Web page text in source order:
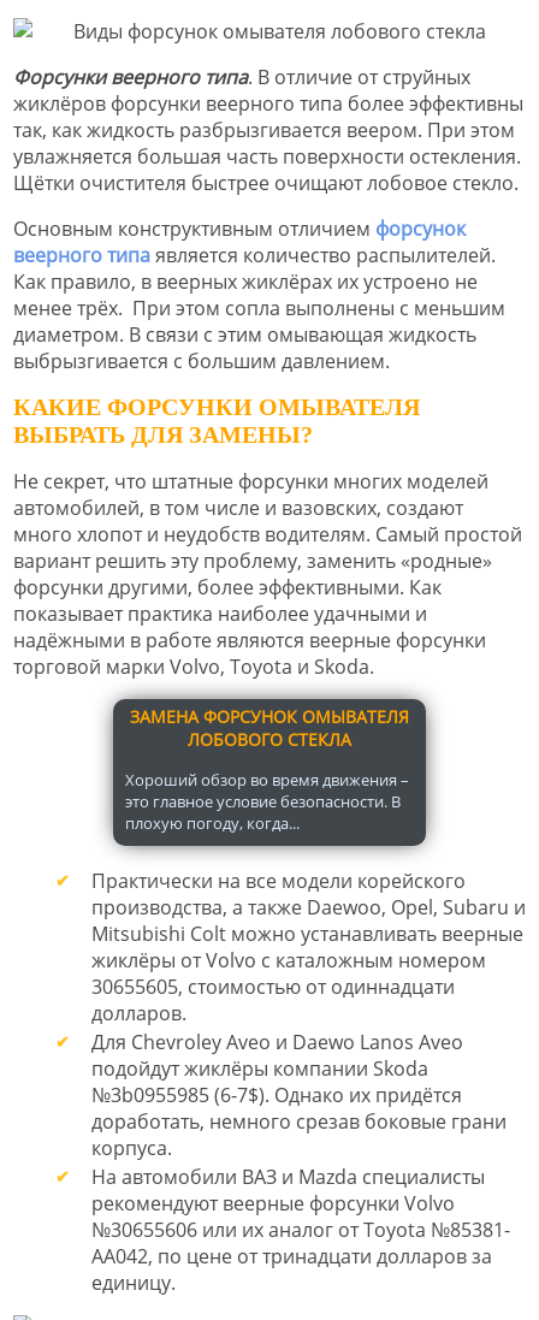
Форсунки веерного типа. В отличие от струйных
жиклёров форсунки веерного типа более эффективны
так, как жидкость разбрызгивается веером. При этом
увлажняется большая часть поверхности остекления.
Щётки очистителя быстрее очищают лобовое стекло.
Основным конструктивным отличием форсунок
веерного типаявляется количество распылителей.
Как правило, в веерных жиклёрах их устроено не
менее трёх. При этом сопла выполнены с меньшим
диаметром. В связи с этим омывающая жидкость
выбрызгивается с большим давлением.
КАКИЕ ФОРСУНКИ ОМЫВАТЕЛЯ
ВЫБРАТЬ ДЛЯ ЗАМЕНЫ?
Не секрет, что штатные форсунки многих моделей
автомобилей, в том числе и вазовских, создают
много хлопот и неудобств водителям. Самый простой
вариант решить эту проблему, заменить «родные»
форсунки другими, более эффективными. Как
показывает практика наиболее удачными и
надёжными в работе являются веерные форсунки
торговой марки Volvo, Toyota и Skoda.
ЗАМЕНА ФОРСУНОК ОМЫВАТЕЛЯ
ЛОБОВОГО СТЕКЛА
Хороший обзор во время движения –
это главное условие безопасности. В
плохую погоду, когда...
Практически на все модели корейского
производства, а также Daewoo, Opel, Subaru и
Mitsubishi Colt можно устанавливать веерные
жиклёры от Volvo с каталожным номером
30655605, стоимостью от одиннадцати
долларов.
Для Chevroley Aveo и Daewo Lanos Aveo
подойдут жиклёры компании Skoda
№3b0955985 (6-7$). Однако их придётся
доработать, немного срезав боковые грани
корпуса.
На автомобили ВАЗ и Mazda специалисты
рекомендуют веерные форсунки Volvo
№30655606 или их аналог от Toyota №85381-
АА042, по цене от тринадцати долларов за
единицу.